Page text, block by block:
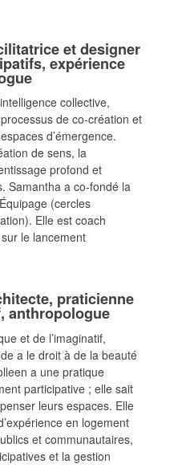
et designer
expérience
collective,
de co-création et
d’émergence.
de sens, la
profond et
Samantha a co-fondé la
(cercles
Elle est coach
le lancement
praticienne
anthropologue
et de l’imaginatif,
a le droit à de la beauté
a une pratique
participative ; elle sait
leurs espaces. Elle
en logement
et communautaires,
et la gestion